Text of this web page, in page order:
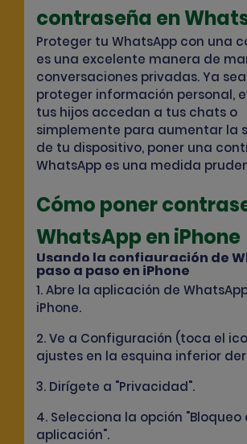
contraseña en
Proteger tu WhatsApp con una
es una excelente manera de
conversaciones privadas. Ya
proteger información personal,
tus hijos accedan a tus chats o
simplemente para aumentar la
de tu dispositivo, poner una
WhatsApp es una medida
Cómo poner
WhatsApp en iPhone
Usando la configuración de
paso a paso en iPhone
1. Abre la aplicación de
iPhone.
2. Ve a Configuración (toca el
ajustes en la esquina inferior
3. Dirígete a "Privacidad".
4. Selecciona la opción "Bloqueo
aplicación".